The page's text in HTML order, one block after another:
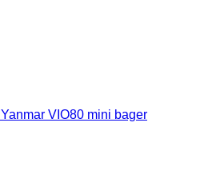
Yanmar VIO80 mini bager